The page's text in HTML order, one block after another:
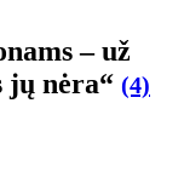
– už
jų nėra“ (4)